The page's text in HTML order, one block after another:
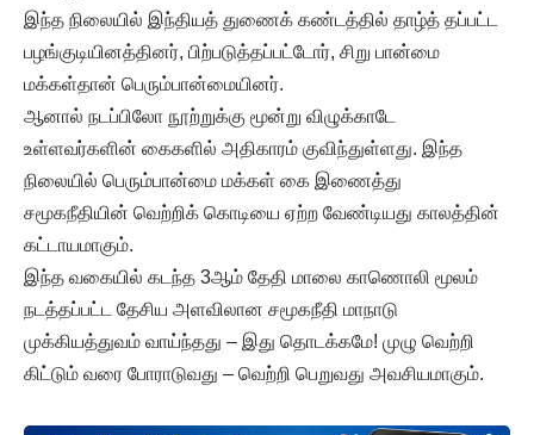
இந்த நிலையில் இந்தியத் துணைக் கண்டத்தில் தாழ்த் தப்பட்ட
பழங்குடியினத்தினர், பிற்படுத்தப்பட்டோர், சிறு பான்மை
மக்கள்தான் பெரும்பான்மையினர்.
ஆனால் நடப்பிலோ நூற்றுக்கு மூன்று விழுக்காடே
உள்ளவர்களின் கைகளில் அதிகாரம் குவிந்துள்ளது. இந்த
நிலையில் பெரும்பான்மை மக்கள் கை இணைத்து
சமூகநீதியின் வெற்றிக் கொடியை ஏற்ற வேண்டியது காலத்தின்
கட்டாயமாகும்.
இந்த வகையில் கடந்த 3ஆம் தேதி மாலை காணொலி மூலம்
நடத்தப்பட்ட தேசிய அளவிலான சமூகநீதி மாநாடு
முக்கியத்துவம் வாய்ந்தது – இது தொடக்கமே! முழு வெற்றி
கிட்டும் வரை போராடுவது – வெற்றி பெறுவது அவசியமாகும்.